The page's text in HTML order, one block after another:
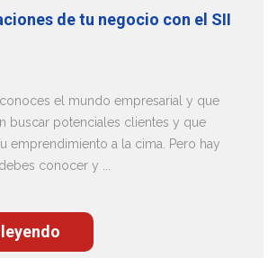
de tu negocio con el SII
el mundo empresarial y que
buscar potenciales clientes y que
emprendimiento a la cima. Pero hay
conocer y ...